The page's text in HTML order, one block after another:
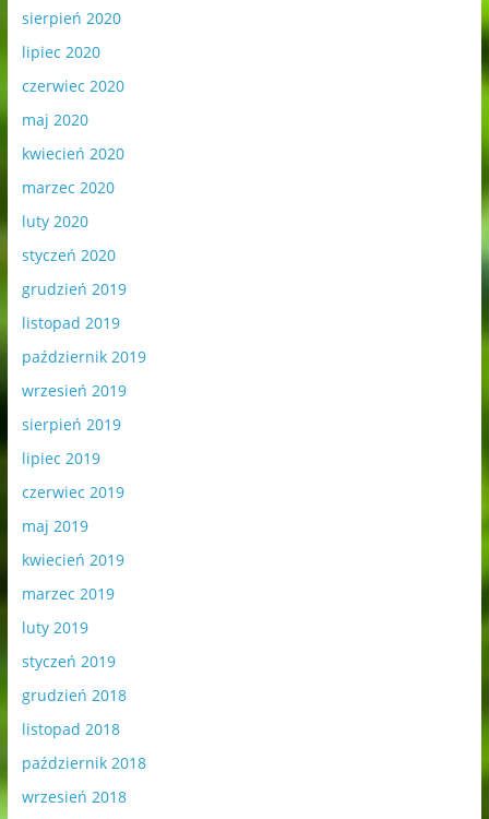
sierpień 2020
lipiec 2020
czerwiec 2020
maj 2020
kwiecień 2020
marzec 2020
luty 2020
styczeń 2020
grudzień 2019
listopad 2019
październik 2019
wrzesień 2019
sierpień 2019
lipiec 2019
czerwiec 2019
maj 2019
kwiecień 2019
marzec 2019
luty 2019
styczeń 2019
grudzień 2018
listopad 2018
październik 2018
wrzesień 2018